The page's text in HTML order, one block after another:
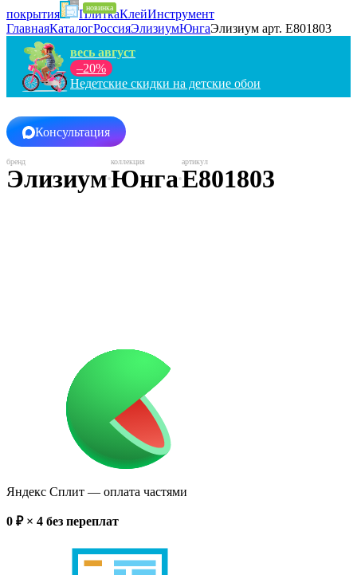
покрытия
ПлиткаКлейИнструмент
ГлавнаяКаталогРоссияЭлизиумЮнгаЭлизиум арт. Е801803
весь август
–20%
Недетские скидки на детские обои
Консультация
ЭлизиумЮнгаЕ801803
Яндекс Сплит — оплата частями
0 ₽ × 4 без переплат